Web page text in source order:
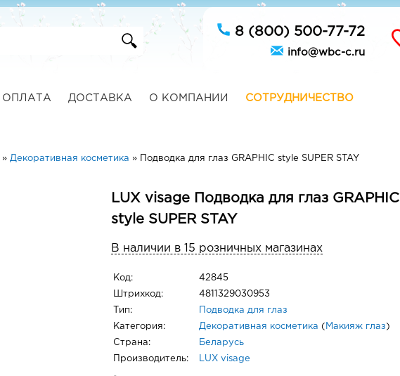
8 (800) 500-77-72
info@wbc-c.ru
ОПЛАТА ДОСТАВКА О КОМПАНИИ СОТРУДНИЧЕСТВО
» Декоративная косметика » Подводка для глаз GRAPHIC style SUPER STAY
LUX visage Подводка для глаз GRAPHIC
style SUPER STAY
В наличии в 15 розничных магазинах
Код: 42845
Штрихкод: 4811329030953
Тип: Подводка для глаз
Категория: Декоративная косметика ( Макияж глаз )
Страна: Беларусь
Производитель: LUX visage